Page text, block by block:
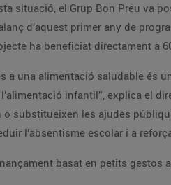
situació, el Grup Bon Preu va
d’aquest primer any de
ha beneficiat directament a
a una alimentació saludable
infantil”, explica el
o substitueixen les ajudes
l’absentisme escolar i a
basat en petits gestos